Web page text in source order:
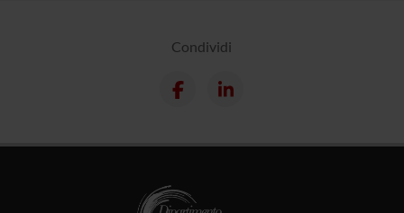
Condividi